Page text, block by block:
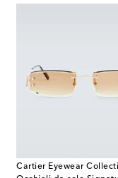
Cartier Eyewear